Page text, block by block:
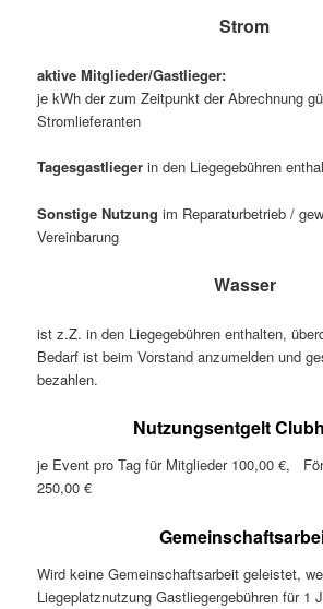
Strom
aktive Mitglieder/Gastlieger:
je kWh der zum Zeitpunkt der Abrechnung
Stromlieferanten
Tagesgastliegerin den Liegegebühren
Sonstige Nutzung im Reparaturbetrieb /
Vereinbarung
Wasser
ist z.Z. in den Liegegebühren enthalten,
Bedarf ist beim Vorstand anzumelden und
bezahlen.
Nutzungsentgelt
je Event pro Tag für Mitglieder 100,00 €,
250,00 €
Wird keine Gemeinschaftsarbeit geleistet,
Liegeplatznutzung Gastliegergebühren für 1